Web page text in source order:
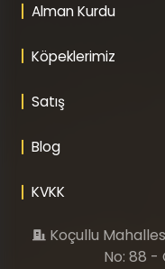
Alman Kurdu
Köpeklerimiz
Satış
Blog
KVKK
Koçullu
No: 88